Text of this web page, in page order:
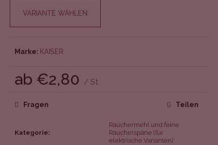
VARIANTE WÄHLEN
Marke: KAISER
ab €2,80 / St
Kategorie:
Räuchermehl und feine
Räucherspäne (für
elektrische Varianten)
Fragen Teilen